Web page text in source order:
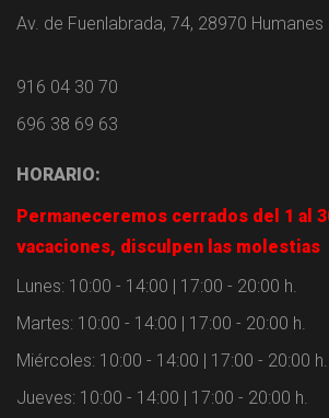
Av. de Fuenlabrada, 74, 28970
916 04 30 70
696 38 69 63
HORARIO:
Permaneceremos cerrados del 1 al
vacaciones, disculpen las molestias
Lunes: 10:00 - 14:00 | 17:00 - 20:00 h.
Martes: 10:00 - 14:00 | 17:00 - 20:00 h.
Miércoles: 10:00 - 14:00 | 17:00 - 20:00 h.
Jueves: 10:00 - 14:00 | 17:00 - 20:00 h.